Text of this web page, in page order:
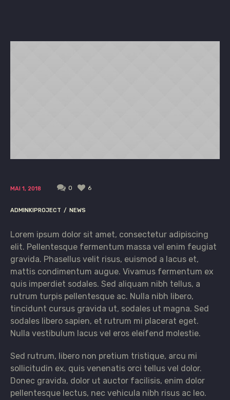
MAI 1, 2018 0 6
ADMINKIPROJECT NEWS
Lorem ipsum dolor sit amet, consectetur adipiscing
elit. Pellentesque fermentum massa vel enim feugiat
gravida. Phasellus velit risus, euismod a lacus et,
mattis condimentum augue. Vivamus fermentum ex
quis imperdiet sodales. Sed aliquam nibh tellus, a
rutrum turpis pellentesque ac. Nulla nibh libero,
tincidunt cursus gravida ut, sodales ut magna. Sed
sodales libero sapien, et rutrum mi placerat eget.
Nulla vestibulum lacus vel eros eleifend molestie.
Sed rutrum, libero non pretium tristique, arcu mi
sollicitudin ex, quis venenatis orci tellus vel dolor.
Donec gravida, dolor ut auctor facilisis, enim dolor
pellentesque lectus, nec vehicula nibh risus ac leo.